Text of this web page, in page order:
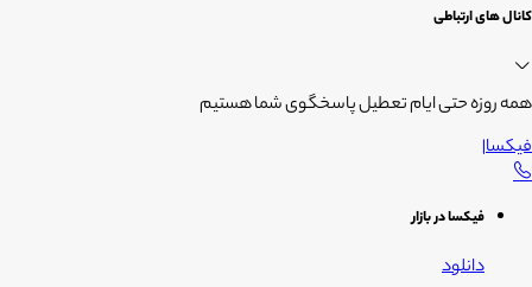
کانال های ارتباطی
همه روزه حتی ایام تعطیل پاسخگوی شما هستیم
فیکسا|
فیکسا در بازار
دانلود